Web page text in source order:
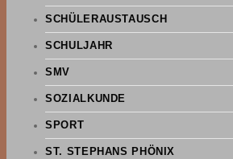
SCHÜLERAUSTAUSCH
SCHULJAHR
SMV
SOZIALKUNDE
SPORT
ST. STEPHANS PHÖNIX